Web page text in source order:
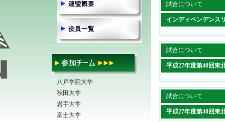
八戸学院大学
秋田大学
岩手大学
富士大学
試合について
インディペンデンス
試合について
平成27年度第40回東
試合について
平成27年度第40回東